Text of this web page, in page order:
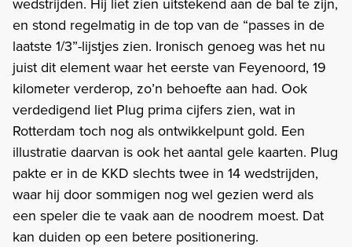
en stond regelmatig in de top van de “passes in de
laatste 1/3”-lijstjes zien. Ironisch genoeg was het nu
juist dit element waar het eerste van Feyenoord, 19
kilometer verderop, zo’n behoefte aan had. Ook
verdedigend liet Plug prima cijfers zien, wat in
Rotterdam toch nog als ontwikkelpunt gold. Een
illustratie daarvan is ook het aantal gele kaarten. Plug
pakte er in de KKD slechts twee in 14 wedstrijden,
waar hij door sommigen nog wel gezien werd als
een speler die te vaak aan de noodrem moest. Dat
kan duiden op een betere positionering.